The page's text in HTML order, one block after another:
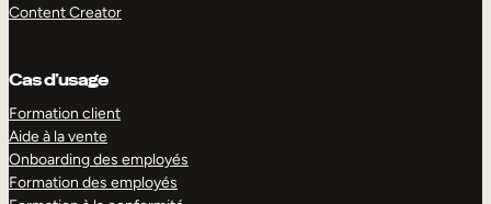
Content Creator
Cas d’usage
Formation client
Aide à la vente
Onboarding des employés
Formation des employés